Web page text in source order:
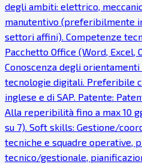
degli ambiti: elettrico,
manutentivo (preferibilmente
settori affini). Competenze
Pacchetto Office (Word, Excel,
Conoscenza degli
tecnologie digitali. Preferibile
inglese e di SAP. Patente:
Alla reperibilità fino a max 10
su 7). Soft skills: Gestione/
tecniche e squadre operative,
tecnico/gestionale,